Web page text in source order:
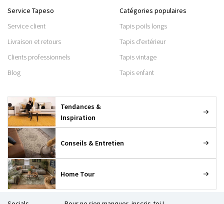
Service Tapeso
Service client
Livraison et retours
Clients professionnels
Blog
Catégories populaires
Tapis poils longs
Tapis d’extérieur
Tapis vintage
Tapis enfant
Tendances &
Inspiration
Conseils & Entretien
Home Tour